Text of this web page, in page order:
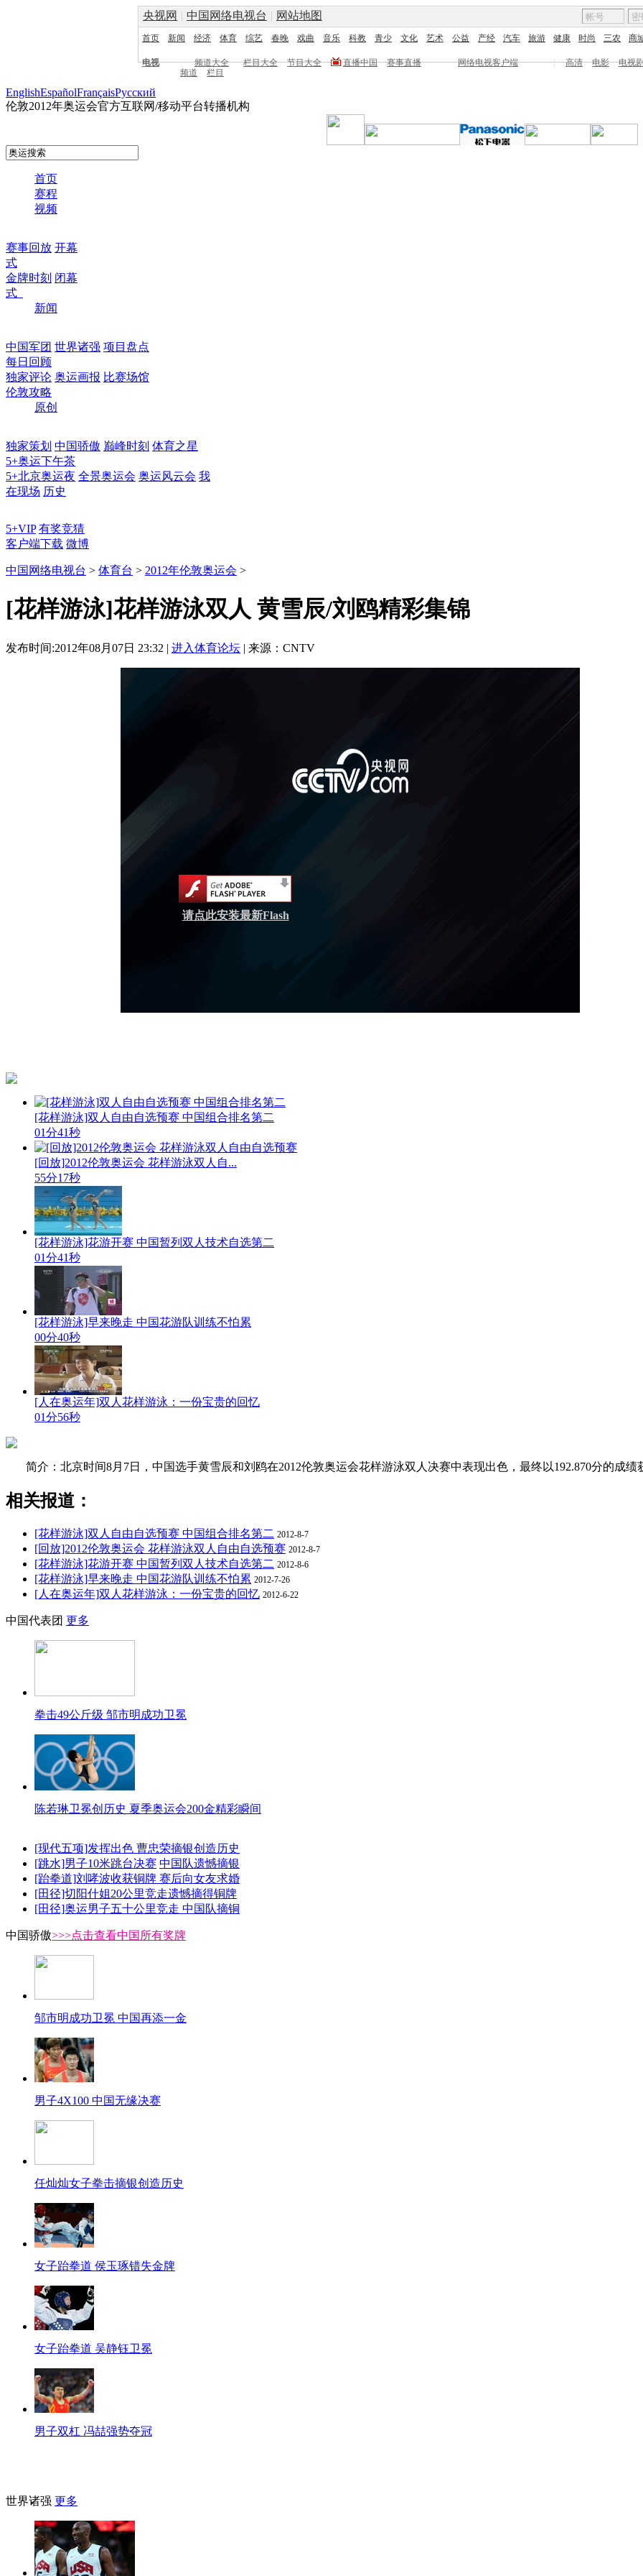
央视网 | 中国网络电视台 | 网站地图
首页 新闻 经济 体育 综艺 春晚 戏曲 音乐 科教 青少 文化 艺术 公益 产经 汽车 旅游 健康 时尚 三农 商
电视 频道大全 栏目大全 节目大全 直播中国 赛事直播 网络电视客户端 | 高清 电影 电视
频道
栏目
EnglishEspañolFrançaisPусский
伦敦2012年奥运会官方互联网/移动平台转播机构
首页
赛程
视频
赛事回放 开幕
式
金牌时刻 闭幕
式
新闻
中国军团 世界诸强 项目盘点
每日回顾
独家评论 奥运画报 比赛场馆
伦敦攻略
原创
独家策划 中国骄傲 巅峰时刻 体育之星
5+奥运下午茶
5+北京奥运夜 全景奥运会 奥运风云会 我
在现场 历史
5+VIP 有奖竞猜
客户端下载 微博
中国网络电视台 > 体育台 > 2012年伦敦奥运会 >
[花样游泳]花样游泳双人 黄雪辰/刘鸥精彩集锦
发布时间:2012年08月07日 23:32 | 进入体育论坛 | 来源：CNTV
请点此安装最新Flash
[花样游泳]双人自由自选预赛 中国组合排名第二
01分41秒
[回放]2012伦敦奥运会 花样游泳双人自...
55分17秒
[花样游泳]花游开赛 中国暂列双人技术自选第二
01分41秒
[花样游泳]早来晚走 中国花游队训练不怕累
00分40秒
[人在奥运年]双人花样游泳：一份宝贵的回忆
01分56秒
简介：北京时间8月7日，中国选手黄雪辰和刘鸥在2012伦敦奥运会花样游泳双人决赛中表现出色，最终以192.870分的成绩
相关报道：
[花样游泳]双人自由自选预赛 中国组合排名第二 2012-8-7
[回放]2012伦敦奥运会 花样游泳双人自由自选预赛 2012-8-7
[花样游泳]花游开赛 中国暂列双人技术自选第二 2012-8-6
[花样游泳]早来晚走 中国花游队训练不怕累 2012-7-26
[人在奥运年]双人花样游泳：一份宝贵的回忆 2012-6-22
中国代表团 更多
拳击49公斤级 邹市明成功卫冕
陈若琳卫冕创历史 夏季奥运会200金精彩瞬间
[现代五项]发挥出色 曹忠荣摘银创造历史
[跳水]男子10米跳台决赛 中国队遗憾摘银
[跆拳道]刘哮波收获铜牌 赛后向女友求婚
[田径]切阳什姐20公里竞走遗憾摘得铜牌
[田径]奥运男子五十公里竞走 中国队摘铜
中国骄傲>>>点击查看中国所有奖牌
邹市明成功卫冕 中国再添一金
男子4X100 中国无缘决赛
任灿灿女子拳击摘银创造历史
女子跆拳道 侯玉琢错失金牌
女子跆拳道 吴静钰卫冕
男子双杠 冯喆强势夺冠
世界诸强 更多